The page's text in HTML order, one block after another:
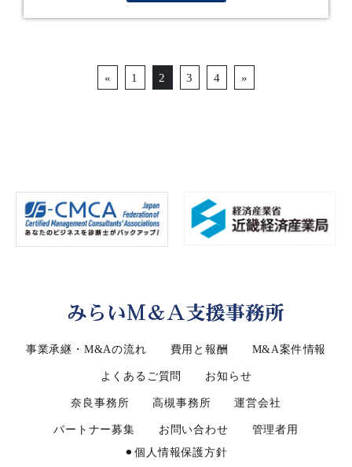
Posts navigation
« 1 2 3 4 »
事業承継・M&Aの流れ 費用と報酬 M&A案件情報
よくあるご質問 お知らせ
奈良事務所 高槻事務所 運営会社
パートナー募集 お問い合わせ
管理者用
⚫︎個人情報保護方針